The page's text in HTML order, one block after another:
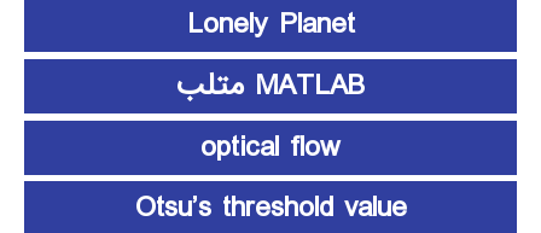
Lonely Planet
MATLAB متلب
optical flow
Otsu’s threshold value